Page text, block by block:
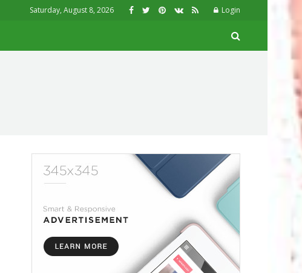
Saturday, August 8, 2026 Login